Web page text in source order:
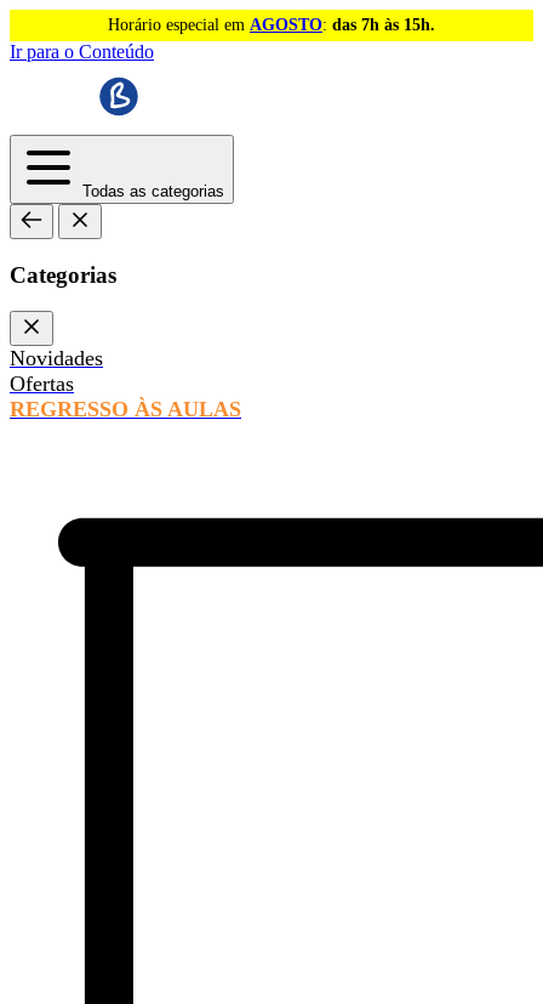
Horário especial em AGOSTO: das 7h às 15h.
Ir para o Conteúdo
Todas as categorias
Categorias
Novidades
Ofertas
REGRESSO ÀS AULAS